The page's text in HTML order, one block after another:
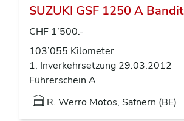
SUZUKI GSF 1250 A Bandit
CHF 1’500.-
103’055 Kilometer
1. Inverkehrsetzung 29.03.2012
Führerschein A
R. Werro Motos, Safnern (BE)